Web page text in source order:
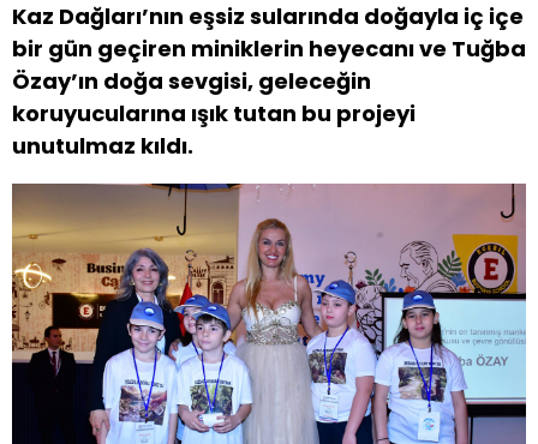
Kaz Dağları’nın eşsiz sularında doğayla iç içe
bir gün geçiren miniklerin heyecanı ve Tuğba
Özay’ın doğa sevgisi, geleceğin
koruyucularına ışık tutan bu projeyi
unutulmaz kıldı.